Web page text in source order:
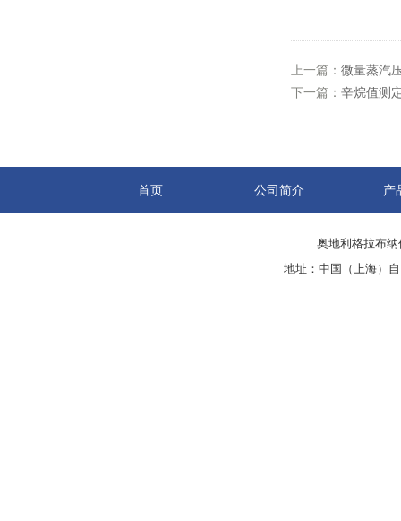
上一篇： 微量蒸汽
下一篇： 辛烷值测
首页 公司简介 产
奥地利格拉布
地址：中国（上海）